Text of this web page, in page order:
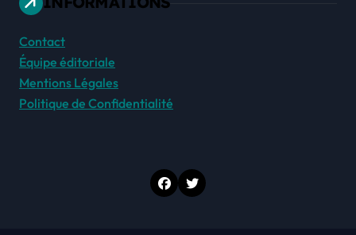
Contact
Équipe éditoriale
Mentions Légales
Politique de Confidentialité